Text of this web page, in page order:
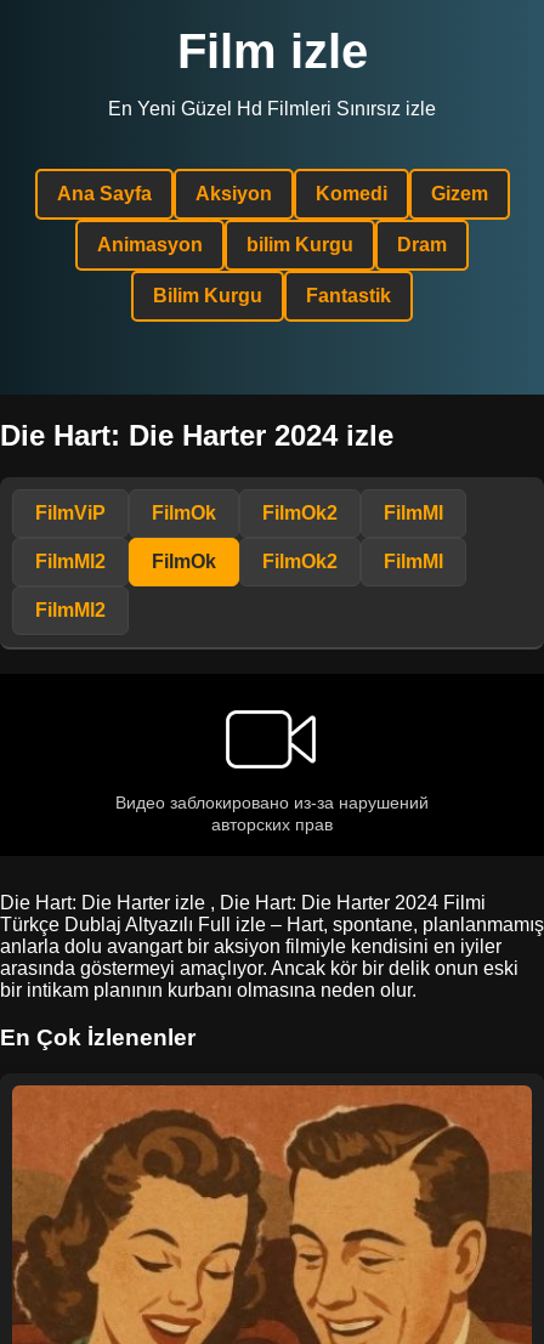
Film izle
En Yeni Güzel Hd Filmleri Sınırsız izle
Ana Sayfa Aksiyon Komedi Gizem
Animasyon bilim Kurgu Dram
Bilim Kurgu Fantastik
Die Hart: Die Harter 2024 izle
FilmViP FilmOk FilmOk2 FilmMl
FilmMl2 FilmOk FilmOk2 FilmMl
FilmMl2
Die Hart: Die Harter izle , Die Hart: Die Harter 2024 Filmi
Türkçe Dublaj Altyazılı Full izle – Hart, spontane, planlanmamış
anlarla dolu avangart bir aksiyon filmiyle kendisini en iyiler
arasında göstermeyi amaçlıyor. Ancak kör bir delik onun eski
bir intikam planının kurbanı olmasına neden olur.
En Çok İzlenenler